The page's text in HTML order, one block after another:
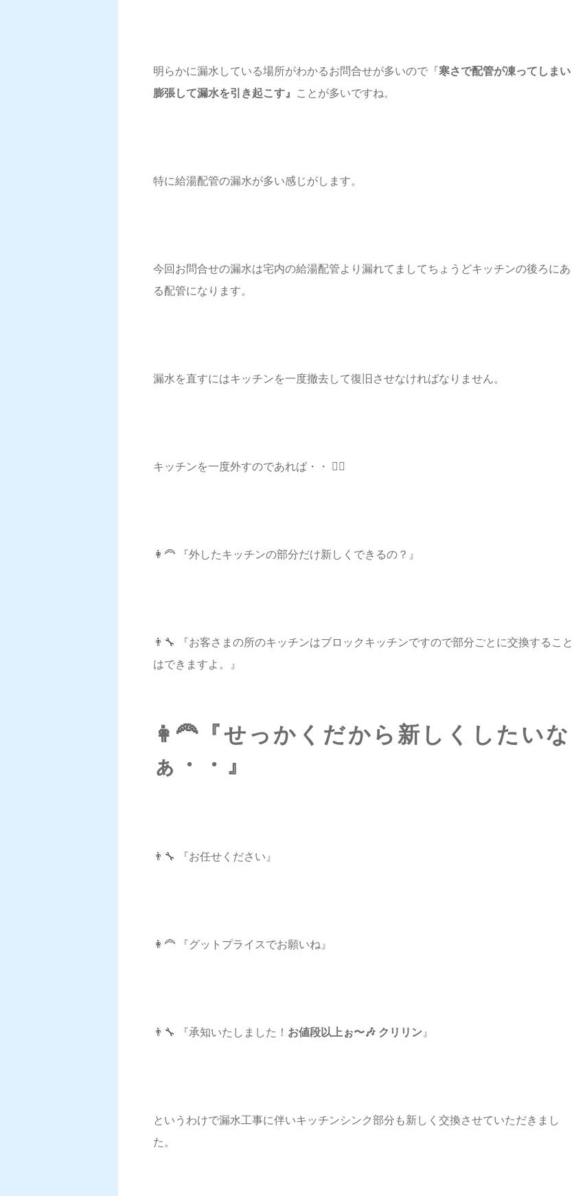
明らかに漏水している場所がわかるお問合せが多いので『寒さで配管が凍ってしまい
膨張して漏水を引き起こす』
ことが多いですね。
特に給湯配管の漏水が多い感じがします。
今回お問合せの漏水は宅内の給湯配管より漏れてましてちょうどキッチンの後ろにあ
る配管になります。
漏水を直すにはキッチンを一度撤去して復旧させなければなりません。
キッチンを一度外すのであれば・・ 🙋‍♀️
👩‍🦰 『外したキッチンの部分だけ新しくできるの？』
👨‍🔧 『お客さまの所のキッチンはブロックキッチンですので部分ごとに交換すること
はできますよ。』
👩‍🦰『せっかくだから新しくしたいな
ぁ・・』
👨‍🔧 『お任せください』
👩‍🦰 『グットプライスでお願いね』
👨‍🔧 『承知いたしました！ お値段以上ぉ〜🎶 クリリン 』
というわけで漏水工事に伴いキッチンシンク部分も新しく交換させていただきまし
た。